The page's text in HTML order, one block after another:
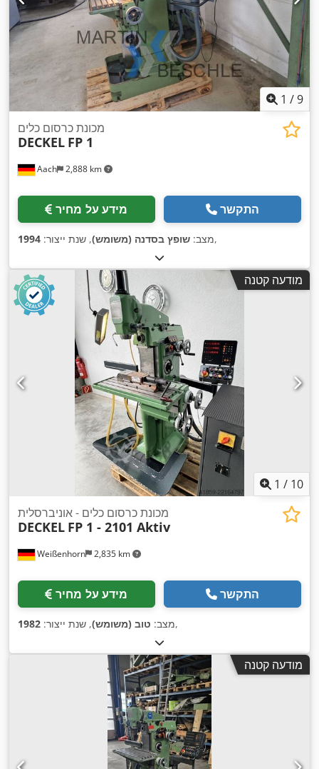
1 /9
Aach 2,888 km
מכונת כרסום כלים
DECKEL FP 1
מידע על מחיר התקשר
מצב: שופץ בסדנה (משומש), שנת ייצור: 1994 ,
מודעה קטנה
1 / 10
Weißenhorn 2,835 km
מכונת כרסום כלים - אוניברסלית
DECKEL FP 1 - 2101 Aktiv
מידע על מחיר התקשר
מצב: טוב (משומש), שנת ייצור: 1982 ,
מודעה קטנה